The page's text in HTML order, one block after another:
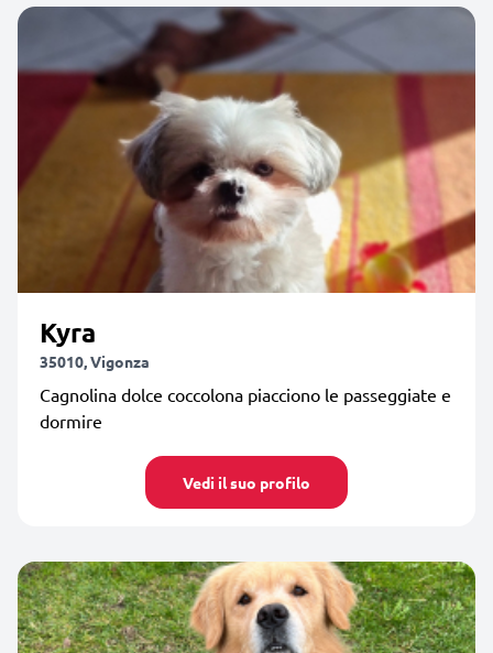
Kyra
35010, Vigonza
Cagnolina dolce coccolona piacciono le passeggiate e
dormire
Vedi il suo profilo